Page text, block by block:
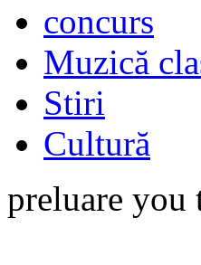
concurs
Muzică
Stiri
Cultură
preluare you